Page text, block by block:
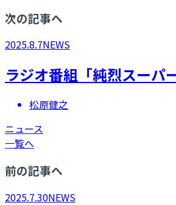
次の記事へ
2025.8.7NEWS
ラジオ番組「純烈スーパ
松原健之
ニュース
一覧へ
前の記事へ
2025.7.30NEWS